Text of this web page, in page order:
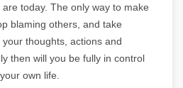
today. The only way to make
blaming others, and take
thoughts, actions and
then will you be fully in control
own life.